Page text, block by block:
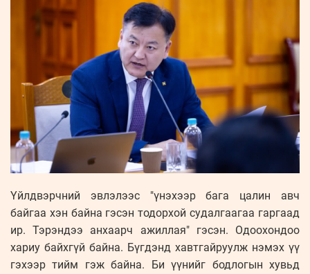
Үйлдвэрчний эвлэлээс "үнэхээр бага цалин авч
байгаа хэн байна гэсэн тодорхой судалгаагаа гаргаад
ир. Тэрэндээ анхаарч ажиллая" гэсэн. Одоохондоо
хариу байхгүй байна. Бүгдэнд хавтгайруулж нэмэх үү
гэхээр тийм гэж байна. Би үүнийг бодлогын хувьд